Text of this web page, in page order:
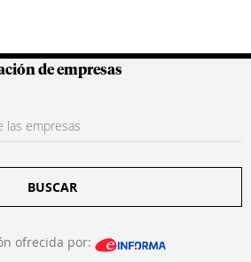
Colombianas
de empresas
BUSCAR
ofrecida por: